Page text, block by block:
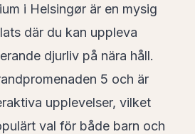
i Helsingør är en mysig
där du kan uppleva
djurliv på nära håll.
5 och är
upplevelser, vilket
val för både barn och